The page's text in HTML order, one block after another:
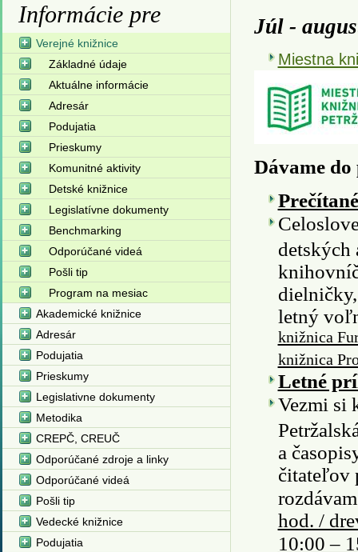
Júl -
Miestna
Dávame
detských
letný
knižnica
knižnica
Letné
Vezmi si
a
čitateľov
hod. /
10:00 –
Informácie pre
Verejné knižnice
Základné údaje
Aktuálne informácie
Adresár
Podujatia
Prieskumy
Komunitné aktivity
Detské knižnice
Legislatívne dokumenty
Benchmarking
Odporúčané videá
Pošli tip
Program na mesiac
Akademické knižnice
Adresár
Podujatia
Prieskumy
Legislativne dokumenty
Metodika
CREPČ, CREUČ
Odporúčané zdroje a linky
Odporúčané videá
Pošli tip
Vedecké knižnice
Podujatia